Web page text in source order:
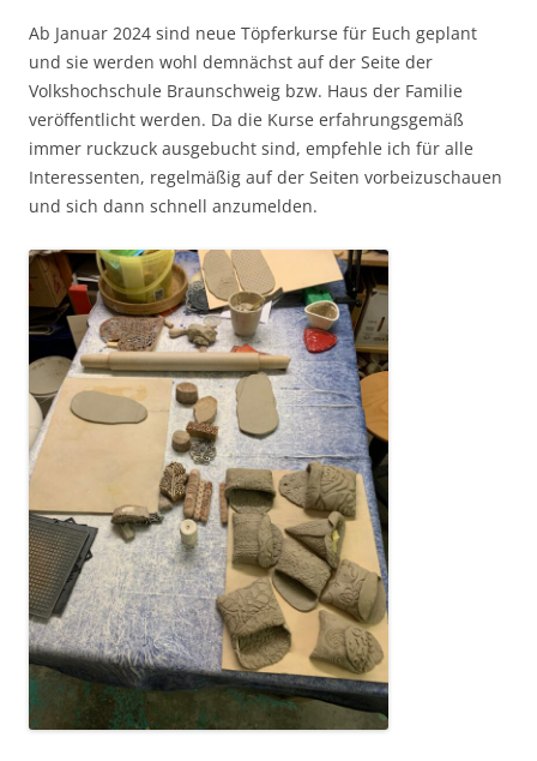
Ab Januar 2024 sind neue Töpferkurse für Euch geplant
und sie werden wohl demnächst auf der Seite der
Volkshochschule Braunschweig bzw. Haus der Familie
veröffentlicht werden. Da die Kurse erfahrungsgemäß
immer ruckzuck ausgebucht sind, empfehle ich für alle
Interessenten, regelmäßig auf der Seiten vorbeizuschauen
und sich dann schnell anzumelden.